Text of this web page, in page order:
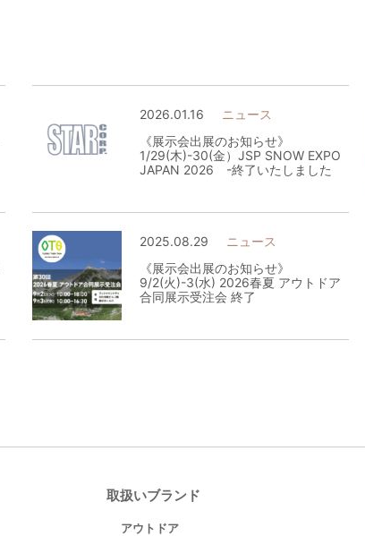
2026.01.16
ニュース
《展示会出展のお知らせ》
1/29(木)-30(金）JSP SNOW EXPO
JAPAN 2026 -終了いたしました
2025.08.29
ニュース
《展示会出展のお知らせ》
9/2(火)-3(水) 2026春夏 アウトドア
合同展示受注会 終了
取扱いブランド
アウトドア